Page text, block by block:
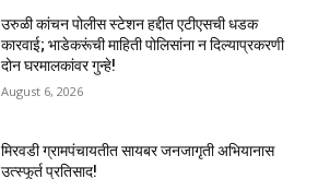
उरुळी कांचन पोलीस स्टेशन हद्दीत एटीएसची धडक
कारवाई; भाडेकरूंची माहिती पोलिसांना न दिल्याप्रकरणी
दोन घरमालकांवर गुन्हे!
August 6, 2026
मिरवडी ग्रामपंचायतीत सायबर जनजागृती अभियानास
उत्स्फूर्त प्रतिसाद!